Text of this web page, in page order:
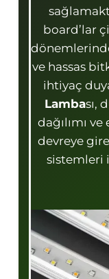
board’lar
ve hassas
ihtiyaç
Lambası,
dağılımı
devreye
sistemleri